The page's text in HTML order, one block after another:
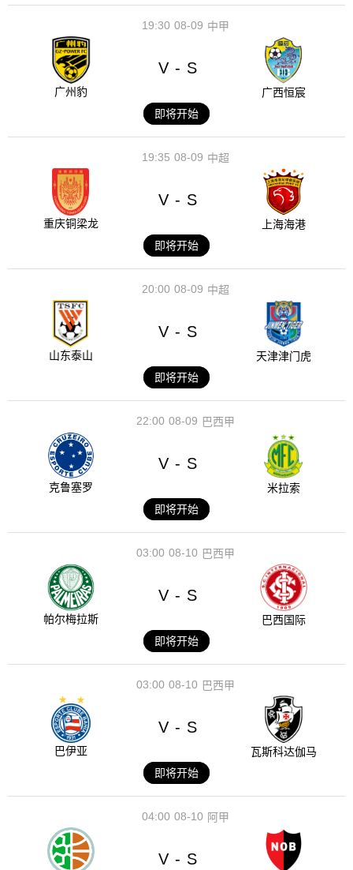
08-09
19:30 中甲
广州豹
V - S
广西恒宸
即将开始
08-09
19:35 中超
重庆铜梁龙
V - S
上海海港
即将开始
08-09
20:00 中超
山东泰山
V - S
天津津门虎
即将开始
08-09
22:00 巴西甲
克鲁塞罗
V - S
米拉索
即将开始
08-10
03:00 巴西甲
帕尔梅拉斯
V - S
巴西国际
即将开始
08-10
03:00 巴西甲
巴伊亚
V - S
瓦斯科达伽马
即将开始
08-10
04:00 阿甲
V - S